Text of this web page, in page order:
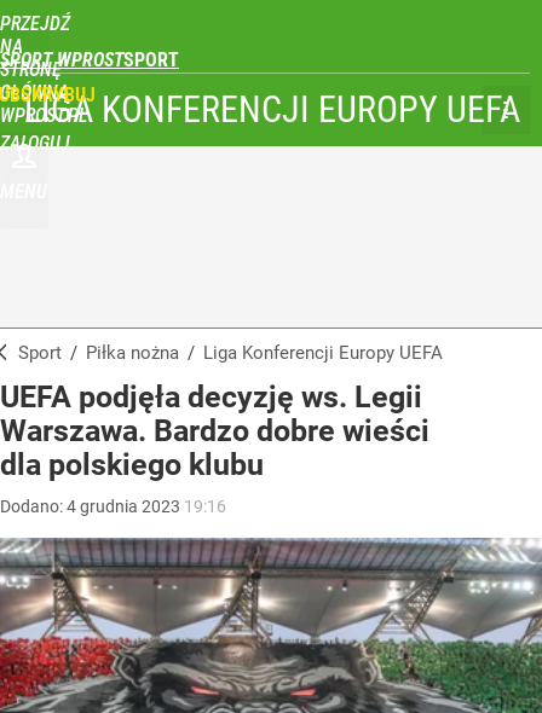
PRZEJDŹ
NA
STRONĘ
GŁÓWNĄ
WPROST.PL
SPORT WPROST
ZALOGUJ
LIGA KONFERENCJI EUROPY UEFA
Sport / Piłka nożna / Liga Konferencji Europy UEFA
UEFA podjęła decyzję ws. Legii
Warszawa. Bardzo dobre wieści
dla polskiego klubu
Dodano:4grudnia 2023 19:16